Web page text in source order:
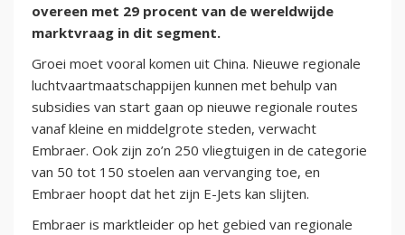
overeen met 29 procent van de wereldwijde
marktvraag in dit segment.
Groei moet vooral komen uit China. Nieuwe regionale
luchtvaartmaatschappijen kunnen met behulp van
subsidies van start gaan op nieuwe regionale routes
vanaf kleine en middelgrote steden, verwacht
Embraer. Ook zijn zo’n 250 vliegtuigen in de categorie
van 50 tot 150 stoelen aan vervanging toe, en
Embraer hoopt dat het zijn E-Jets kan slijten.
Embraer is marktleider op het gebied van regionale